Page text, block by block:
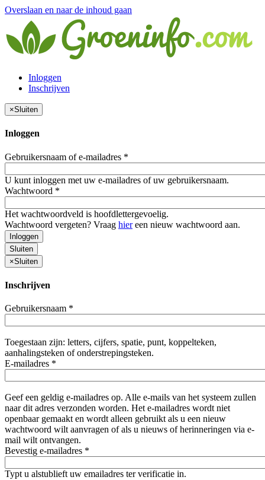
Overslaan en naar de inhoud gaan
Inloggen
Inschrijven
×Sluiten
Inloggen
Gebruikersnaam of e-mailadres *
U kunt inloggen met uw e-mailadres of uw gebruikersnaam.
Wachtwoord *
Het wachtwoordveld is hoofdlettergevoelig.
Wachtwoord vergeten? Vraag hiereen nieuw wachtwoord aan.
Inloggen
Sluiten
×Sluiten
Inschrijven
Gebruikersnaam *
Toegestaan zijn: letters, cijfers, spatie, punt, koppelteken,
aanhalingsteken of onderstrepingsteken.
E-mailadres *
Geef een geldig e-mailadres op. Alle e-mails van het systeem zullen
naar dit adres verzonden worden. Het e-mailadres wordt niet
openbaar gemaakt en wordt alleen gebruikt als u een nieuw
wachtwoord wilt aanvragen of als u nieuws of herinneringen via e-
mail wilt ontvangen.
Bevestig e-mailadres *
Typt u alstublieft uw emailadres ter verificatie in.